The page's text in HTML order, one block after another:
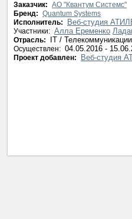
Заказчик: АО "Квантум Системс"
Бренд: Quantum Systems
Исполнитель:
Веб-студия
Участники: Алла Еременко
Отрасль: IT /
Осуществлен: 04.05.2016 -
Проект добавлен: Веб-студия